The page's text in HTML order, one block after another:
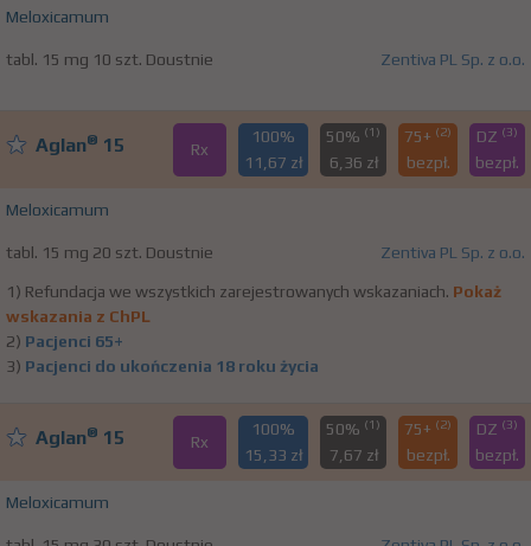
Meloxicamum
tabl. 15 mg 10 szt. Doustnie Zentiva PL Sp. z o.o.
Aglan® 15 Rx
100%
11,67 zł
50% (1)
6,36 zł
75+ (2)
bezpł.
DZ (3)
bezpł.
Meloxicamum
tabl. 15 mg 20 szt. Doustnie Zentiva PL Sp. z o.o.
1) Refundacja we wszystkich zarejestrowanych wskazaniach. Pokaż
wskazania z ChPL
2) Pacjenci 65+
3) Pacjenci do ukończenia 18 roku życia
Aglan® 15 Rx
100%
15,33 zł
50% (1)
7,67 zł
75+ (2)
bezpł.
DZ (3)
bezpł.
Meloxicamum